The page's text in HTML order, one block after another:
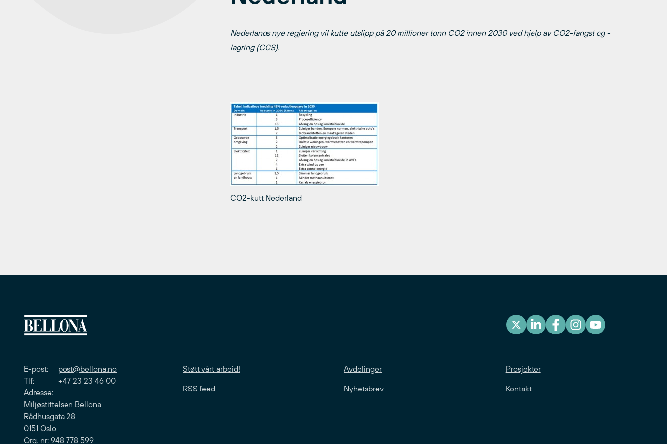
Nederlands nye regjering vil kutte utslipp på 20 millioner tonn CO2 innen 2030 ved hjelp av CO2-fangst og -
lagring (CCS).
CO2-kutt Nederland
E-post: post@bellona.no
Tlf: +47 23 23 46 00
Adresse:
Miljøstiftelsen Bellona
Rådhusgata 28
0151 Oslo
Org. nr: 948 778 599
Støtt vårt arbeid! Avdelinger Prosjekter
RSS feed Nyhetsbrev Kontakt